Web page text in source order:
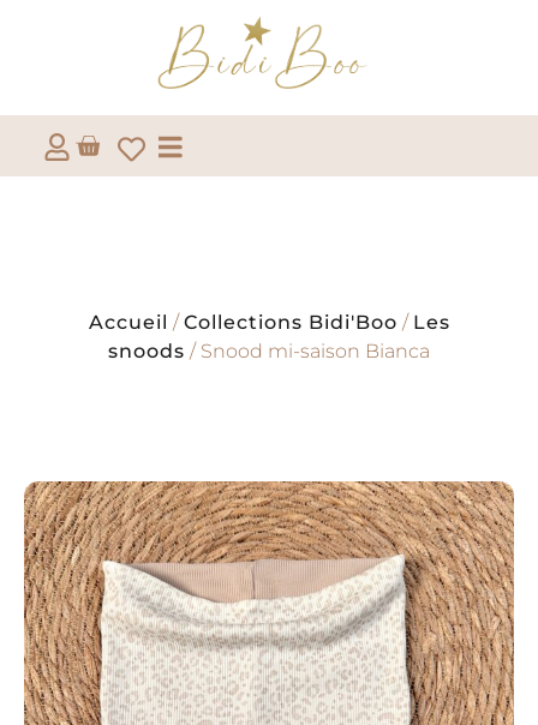
Accueil /Collections Bidi'Boo / Les
snoods / Snood mi-saison Bianca